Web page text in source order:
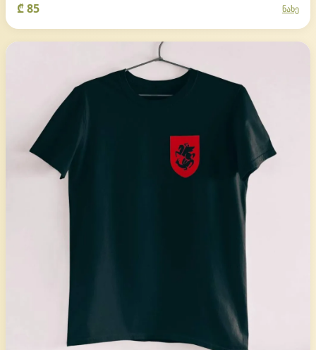
₾ 85 ნახე